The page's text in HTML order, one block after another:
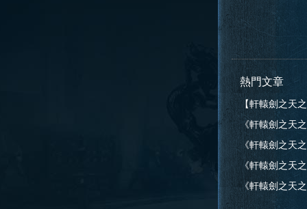
熱門文章
【軒轅劍之天
《軒轅劍之天
告
《軒轅劍之天
告
《軒轅劍之天
告
《軒轅劍之天
公告